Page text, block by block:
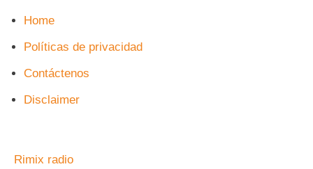
Home
Políticas de privacidad
Contáctenos
Disclaimer
Rimix radio